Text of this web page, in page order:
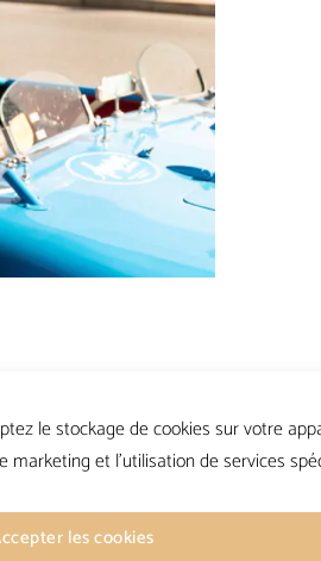
le stockage de cookies sur votre
et l'utilisation de services
les cookies
Suivre